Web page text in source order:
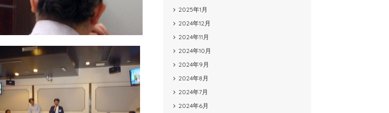
2025年1月
2024年12月
2024年11月
2024年10月
2024年9月
2024年8月
2024年7月
2024年6月